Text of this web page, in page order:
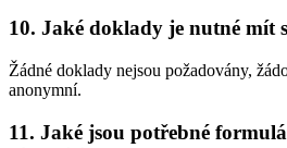
10. Jaké doklady je nutné mít
Žádné doklady nejsou požadovány,
anonymní.
11. Jaké jsou potřebné